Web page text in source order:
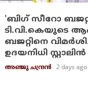
'ബിഗ് സീറോ
ടി.വി.കെയുടെ
ബജറ്റിനെ
ഉദയനിധി സ്റ്റാലിന്‍
അഞ്ജു ചന്ദ്രന്‍ 2 days ago